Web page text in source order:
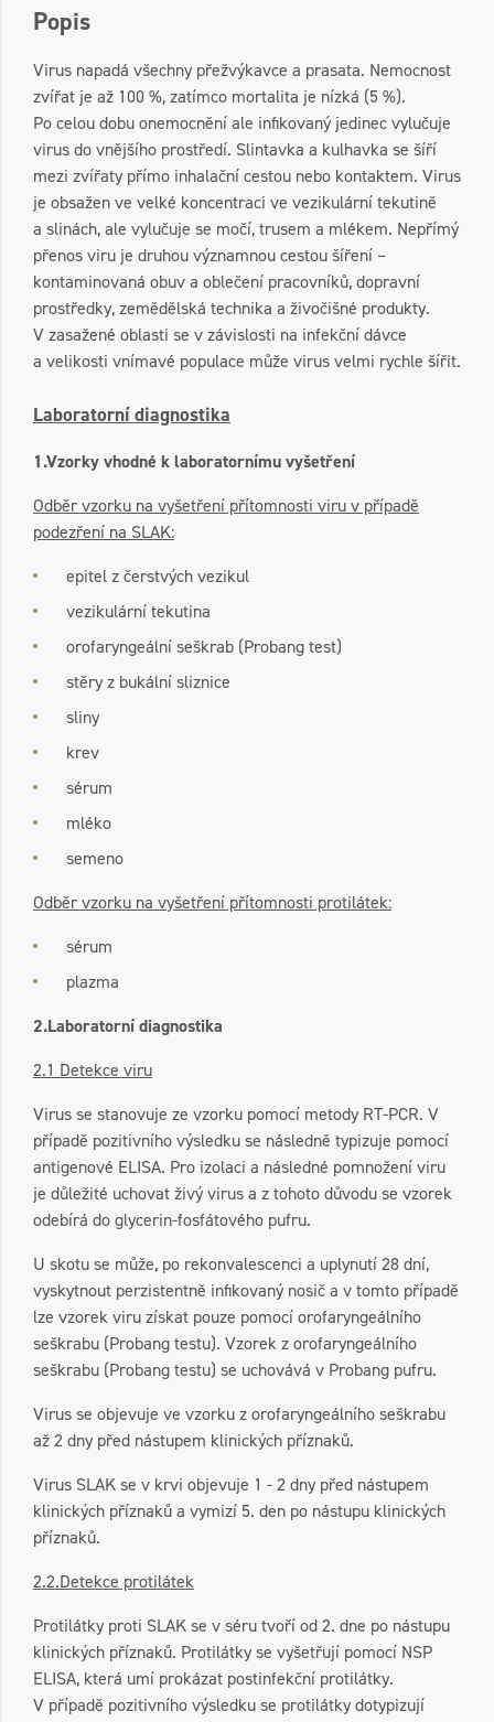
Popis
Virus napadá všechny přežvýkavce a prasata. Nemocnost
zvířat je až 100 %, zatímco mortalita je nízká (5 %).
Po celou dobu onemocnění ale infikovaný jedinec vylučuje
virus do vnějšího prostředí. Slintavka a kulhavka se šíří
mezi zvířaty přímo inhalační cestou nebo kontaktem. Virus
je obsažen ve velké koncentraci ve vezikulární tekutině
a slinách, ale vylučuje se močí, trusem a mlékem. Nepřímý
přenos viru je druhou významnou cestou šíření –
kontaminovaná obuv a oblečení pracovníků, dopravní
prostředky, zemědělská technika a živočišné produkty.
V zasažené oblasti se v závislosti na infekční dávce
a velikosti vnímavé populace může virus velmi rychle šířit.
Laboratorní diagnostika
1.Vzorky vhodné k laboratornímu vyšetření
Odběr vzorku na vyšetření přítomnosti viru v případě
podezření na SLAK:
epitel z čerstvých vezikul
vezikulární tekutina
orofaryngeální seškrab (Probang test)
stěry z bukální sliznice
sliny
krev
sérum
mléko
semeno
Odběr vzorku na vyšetření přítomnosti protilátek:
sérum
plazma
2.Laboratorní diagnostika
2.1 Detekce viru
Virus se stanovuje ze vzorku pomocí metody RT-PCR. V
případě pozitivního výsledku se následně typizuje pomocí
antigenové ELISA. Pro izolaci a následné pomnožení viru
je důležité uchovat živý virus a z tohoto důvodu se vzorek
odebírá do glycerin-fosfátového pufru.
U skotu se může, po rekonvalescenci a uplynutí 28 dní,
vyskytnout perzistentně infikovaný nosič a v tomto případě
lze vzorek viru získat pouze pomocí orofaryngeálního
seškrabu (Probang testu). Vzorek z orofaryngeálního
seškrabu (Probang testu) se uchovává v Probang pufru.
Virus se objevuje ve vzorku z orofaryngeálního seškrabu
až 2 dny před nástupem klinických příznaků.
Virus SLAK se v krvi objevuje 1 - 2 dny před nástupem
klinických příznaků a vymizí 5. den po nástupu klinických
příznaků.
2.2.Detekce protilátek
Protilátky proti SLAK se v séru tvoří od 2. dne po nástupu
klinických příznaků. Protilátky se vyšetřují pomocí NSP
ELISA, která umí prokázat postinfekční protilátky.
V případě pozitivního výsledku se protilátky dotypizují